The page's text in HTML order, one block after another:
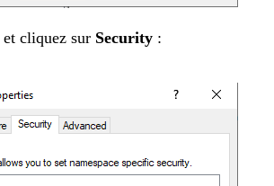
et cliquez sur Security :